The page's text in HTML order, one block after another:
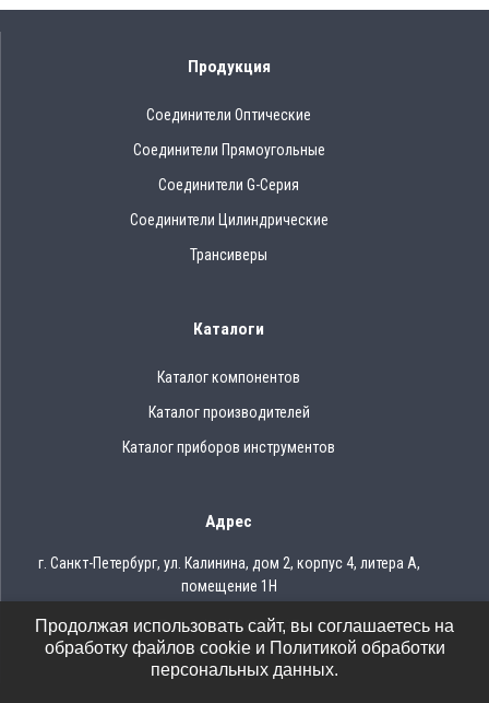
Продукция
Соединители Оптические
Соединители Прямоугольные
Соединители G-Серия
Соединители Цилиндрические
Трансиверы
Каталоги
Каталог компонентов
Каталог производителей
Каталог приборов инструментов
Адрес
г. Санкт-Петербург, ул. Калинина, дом 2, корпус 4, литера А,
помещение 1Н
Тел.: 8 (812) 309-75-97
Email: ocean@oceanchips.ru
Продолжая использовать сайт, вы соглашаетесь на
обработку файлов cookie и Политикой обработки
персональных данных.